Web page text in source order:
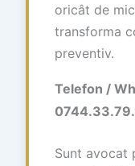
oricât de
transforma
preventiv.
Telefon /
Sunt avocat